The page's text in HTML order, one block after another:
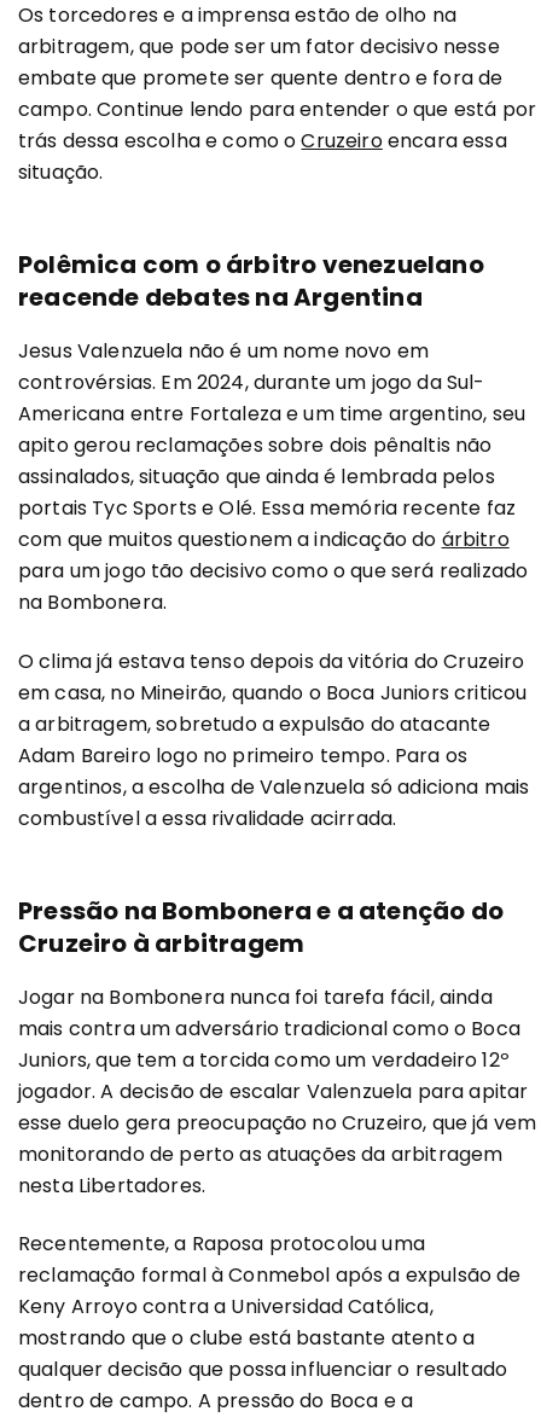
Os torcedores e a imprensa estão de olho na
arbitragem, que pode ser um fator decisivo nesse
embate que promete ser quente dentro e fora de
campo. Continue lendo para entender o que está por
trás dessa escolha e como oCruzeiroencara essa
situação.
Polêmica com o árbitro venezuelano
reacende debates na Argentina
Jesus Valenzuela não é um nome novo em
controvérsias. Em 2024, durante um jogo da Sul-
Americana entre Fortaleza e um time argentino, seu
apito gerou reclamações sobre dois pênaltis não
assinalados, situação que ainda é lembrada pelos
portais Tyc Sports e Olé. Essa memória recente faz
com que muitos questionem a indicação do árbitro
para um jogo tão decisivo como o que será realizado
na Bombonera.
O clima já estava tenso depois da vitória do Cruzeiro
em casa, no Mineirão, quando o Boca Juniors criticou
a arbitragem, sobretudo a expulsão do atacante
Adam Bareiro logo no primeiro tempo. Para os
argentinos, a escolha de Valenzuela só adiciona mais
combustível a essa rivalidade acirrada.
Pressão na Bombonera e a atenção do
Cruzeiro à arbitragem
Jogar na Bombonera nunca foi tarefa fácil, ainda
mais contra um adversário tradicional como o Boca
Juniors, que tem a torcida como um verdadeiro 12º
jogador. A decisão de escalar Valenzuela para apitar
esse duelo gera preocupação no Cruzeiro, que já vem
monitorando de perto as atuações da arbitragem
nesta Libertadores.
Recentemente, a Raposa protocolou uma
reclamação formal à Conmebol após a expulsão de
Keny Arroyo contra a Universidad Católica,
mostrando que o clube está bastante atento a
qualquer decisão que possa influenciar o resultado
dentro de campo. A pressão do Boca e a